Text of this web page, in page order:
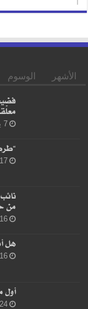
الأشهر الوسوم
7 يناير، 2017
17 نوفمبر، 2016
من
16 مارس، 2017
هل
16 أكتوبر، 2016
أول
24 أكتوبر، 2016